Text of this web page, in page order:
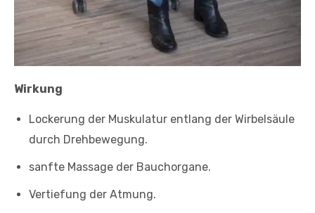
Wirkung
Lockerung der Muskulatur entlang der Wirbelsäule
durch Drehbewegung.
sanfte Massage der Bauchorgane.
Vertiefung der Atmung.